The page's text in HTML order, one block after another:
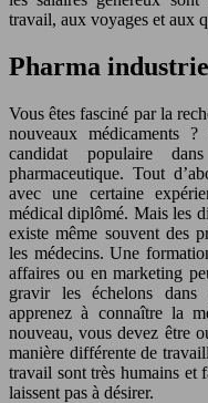
travail, aux voyages et aux
Pharma industrie
Vous êtes fasciné par la
nouveaux médicaments
candidat populaire
pharmaceutique. Tout
avec une certaine
médical diplômé. Mais les
existe même souvent des
les médecins. Une
affaires ou en marketing
gravir les échelons dans
apprenez à connaître la
nouveau, vous devez être
manière différente de
travail sont très humains et
laissent pas à désirer.